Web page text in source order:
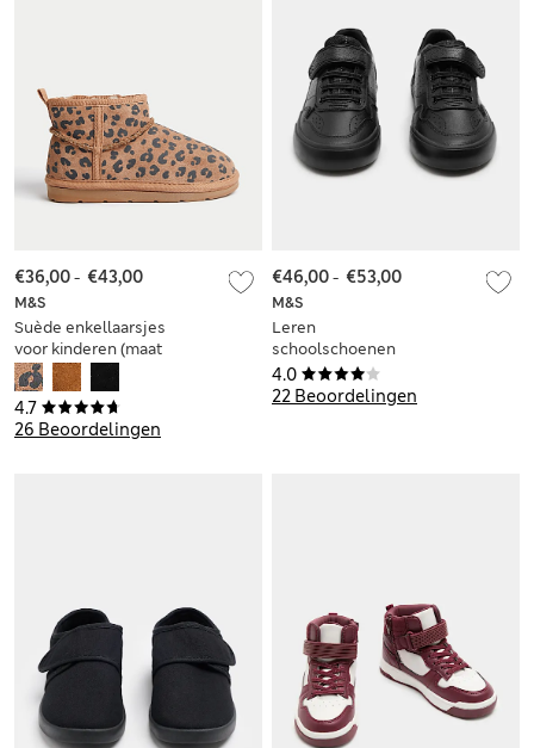
4.7
26 Beoordelingen
M&S
Suède enkellaarsjes
voor kinderen (maat
20,5-39,5)
€36,00- €43,00
4.0
22 Beoordelingen
M&S
Leren
schoolschoenen
met klittenband
voor kinderen (maat
€46,00- €53,00